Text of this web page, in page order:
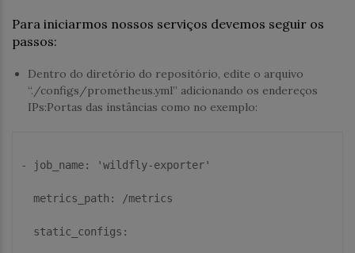
Para iniciarmos nossos serviços devemos seguir os
passos:
Dentro do diretório do repositório, edite o arquivo
“./configs/prometheus.yml” adicionando os endereços
IPs:Portas das instâncias como no exemplo:
- job_name: 'wildfly-exporter'
  metrics_path
: /metrics
  static_configs
: